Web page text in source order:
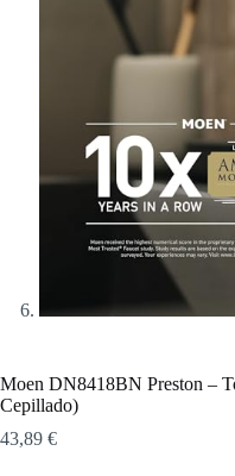
Moen DN8418BN Preston –
Cepillado)
43,89 €